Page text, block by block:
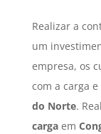
Realizar a
um
empresa, os
com a carga
do Norte.
cargaem